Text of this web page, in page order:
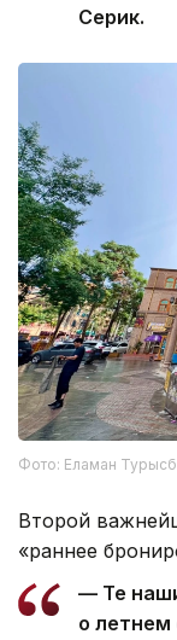
Серик.
Фото: Еламан
Второй
«раннее
— Те
о